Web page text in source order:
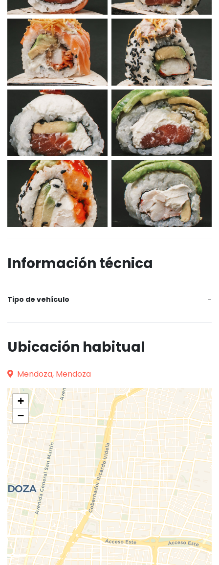
Información técnica
Tipo de vehículo -
Ubicación habitual
Mendoza, Mendoza
+
−